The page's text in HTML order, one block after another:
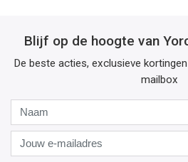
Blijf op de hoogte van
De beste acties, exclusieve
mailbox
Jouw
e-